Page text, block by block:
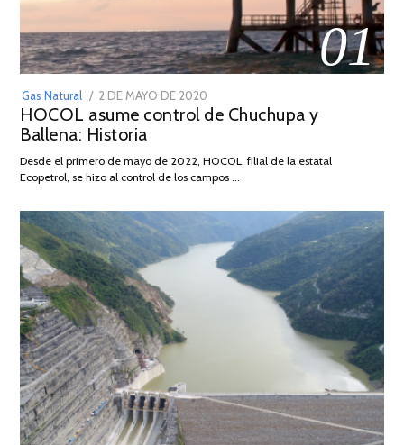
01
Gas Natural
POSTED
ON
2 DE MAYO DE 2020
DE
2026
HOCOL asume control de Chuchupa y
Ballena: Historia
Desde el primero de mayo de 2022, HOCOL, filial de la estatal
Ecopetrol, se hizo al control de los campos …